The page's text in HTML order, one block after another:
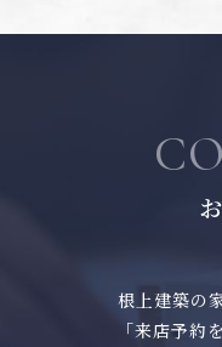
根上建築の
「来店予約